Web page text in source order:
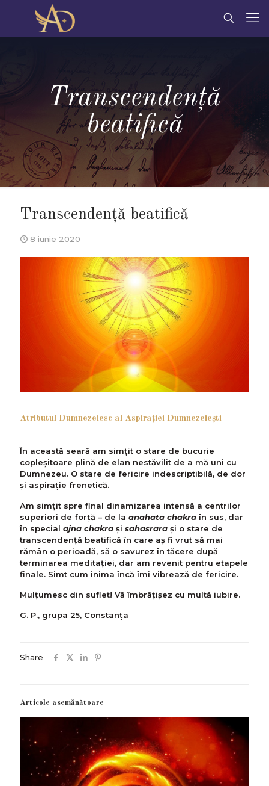
Transcendență
beatifică
Transcendență beatifică
8 iunie 2020
Atributul Dumnezeiesc al Aspiraţiei Dumnezeieşti
În această seară am simţit o stare de bucurie
copleşitoare plină de elan nestăvilit de a mă uni cu
Dumnezeu. O stare de fericire indescriptibilă, de dor
și aspirație frenetică.
Am simțit spre final dinamizarea intensă a centrilor
superiori de forţă – de la anahata chakra în sus, dar
în special ajna chakra și sahasrara și o stare de
transcendență beatifică în care aş fi vrut să mai
rămân o perioadă, să o savurez în tăcere după
terminarea meditaţiei, dar am revenit pentru etapele
finale. Simt cum inima încă îmi vibrează de fericire.
Mulțumesc din suflet! Vă îmbrățișez cu multă iubire.
G. P., grupa 25, Constanța
Share
Articole asemănătoare